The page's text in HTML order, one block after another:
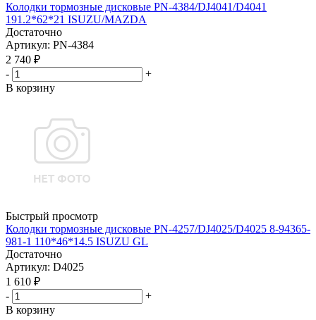
Колодки тормозные дисковые PN-4384/DJ4041/D4041
191.2*62*21 ISUZU/MAZDA
Достаточно
Артикул: PN-4384
2 740 ₽
-
+
В корзину
Быстрый просмотр
Колодки тормозные дисковые PN-4257/DJ4025/D4025 8-94365-
981-1 110*46*14.5 ISUZU GL
Достаточно
Артикул: D4025
1 610 ₽
-
+
В корзину